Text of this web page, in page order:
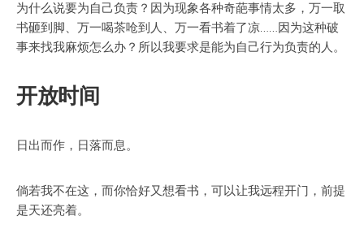
为什么说要为自己负责？因为现象各种奇葩事情太多，万一取
书砸到脚、万一喝茶呛到人、万一看书着了凉……因为这种破
事来找我麻烦怎么办？所以我要求是能为自己行为负责的人。
开放时间
日出而作，日落而息。
倘若我不在这，而你恰好又想看书，可以让我远程开门，前提
是天还亮着。